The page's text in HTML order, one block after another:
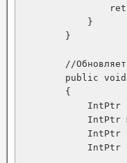
            }
        }
//
public
        {
IntPtr
IntPtr
IntPtr
IntPtr